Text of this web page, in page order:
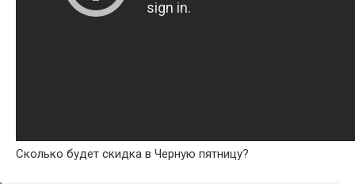
Сколько будет скидка в Черную пятницу?